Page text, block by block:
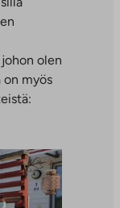
olen
on myös